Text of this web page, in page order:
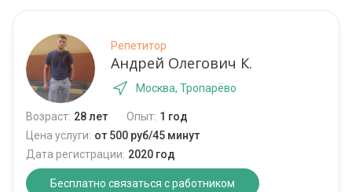
Репетитор
Андрей Олегович К.
Москва, Тропарёво
Возраст: 28 лет Опыт: 1 год
Цена услуги: от 500 руб/45 минут
Дата регистрации: 2020 год
Бесплатно связаться с работником